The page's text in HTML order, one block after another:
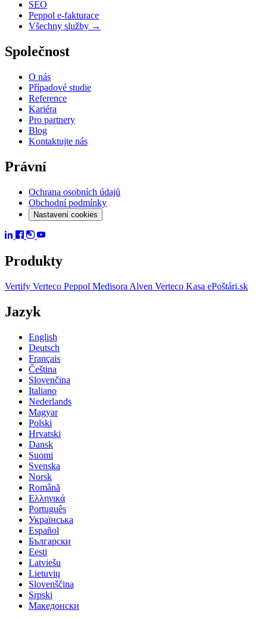
SEO
Peppol e-fakturace
Všechny služby →
Společnost
O nás
Případové studie
Reference
Kariéra
Pro partnery
Blog
Kontaktujte nás
Právní
Ochrana osobních údajů
Obchodní podmínky
Nastavení cookies
Produkty
Vertify Verteco Peppol Medisora Alven Verteco Kasa ePoštári.sk
Jazyk
English
Deutsch
Français
Čeština
Slovenčina
Italiano
Nederlands
Magyar
Polski
Hrvatski
Dansk
Suomi
Svenska
Norsk
Română
Ελληνικά
Português
Українська
Español
Български
Eesti
Latviešu
Lietuvių
Slovenščina
Srpski
Македонски